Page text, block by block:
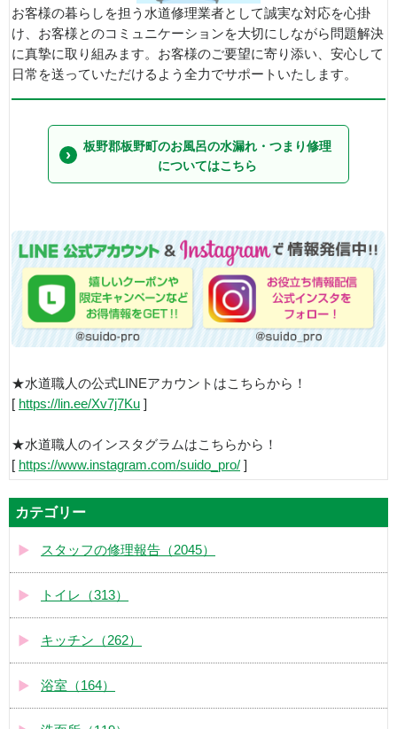
お客様の暮らしを担う水道修理業者として誠実な対応を心掛
け、お客様とのコミュニケーションを大切にしながら問題解決
に真摯に取り組みます。お客様のご要望に寄り添い、安心して
日常を送っていただけるよう全力でサポートいたします。
板野郡板野町のお風呂の水漏れ・つまり修理
についてはこちら
★水道職人の公式LINEアカウントはこちらから！
[ https://lin.ee/Xv7j7Ku ]
★水道職人のインスタグラムはこちらから！
[ https://www.instagram.com/suido_pro/ ]
カテゴリー
スタッフの修理報告（2045）
トイレ（313）
キッチン（262）
浴室（164）